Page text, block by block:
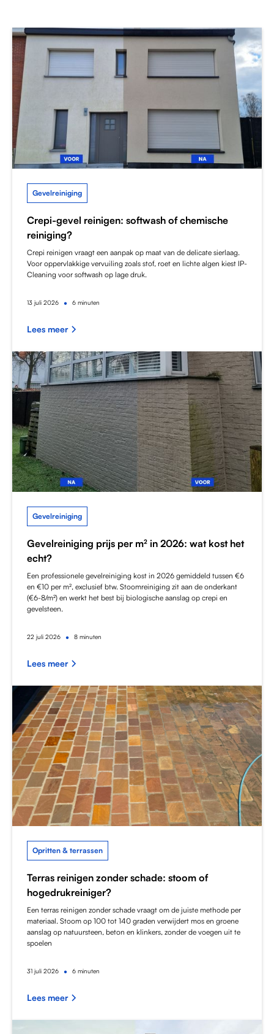
Gevelreiniging
Crepi-gevel reinigen: softwash of chemische
reiniging?
Crepi reinigen vraagt een aanpak op maat van de delicate sierlaag.
Voor oppervlakkige vervuiling zoals stof, roet en lichte algen kiest IP-
Cleaning voor softwash op lage druk.
13 juli 2026 • 6 minuten
Lees meer
Gevelreiniging
Gevelreiniging prijs per m² in 2026: wat kost het
echt?
Een professionele gevelreiniging kost in 2026 gemiddeld tussen €6
en €10 per m², exclusief btw. Stoomreiniging zit aan de onderkant
(€6-8/m²) en werkt het best bij biologische aanslag op crepi en
gevelsteen.
22 juli 2026 • 8 minuten
Lees meer
Opritten & terrassen
Terras reinigen zonder schade: stoom of
hogedrukreiniger?
Een terras reinigen zonder schade vraagt om de juiste methode per
materiaal. Stoom op 100 tot 140 graden verwijdert mos en groene
aanslag op natuursteen, beton en klinkers, zonder de voegen uit te
spoelen
31 juli 2026 • 6 minuten
Lees meer